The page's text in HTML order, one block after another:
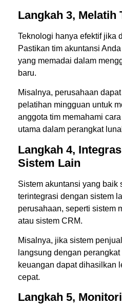
Langkah 3, Melatih
Teknologi hanya efektif jika
Pastikan tim akuntansi
yang memadai dalam
baru.
Misalnya, perusahaan
pelatihan mingguan untuk
anggota tim memahami
utama dalam perangkat
Langkah 4,
Sistem Lain
Sistem akuntansi yang baik
terintegrasi dengan sistem
perusahaan, seperti sistem
atau sistem CRM.
Misalnya, jika sistem
langsung dengan
keuangan dapat dihasilkan
cepat.
Langkah 5,